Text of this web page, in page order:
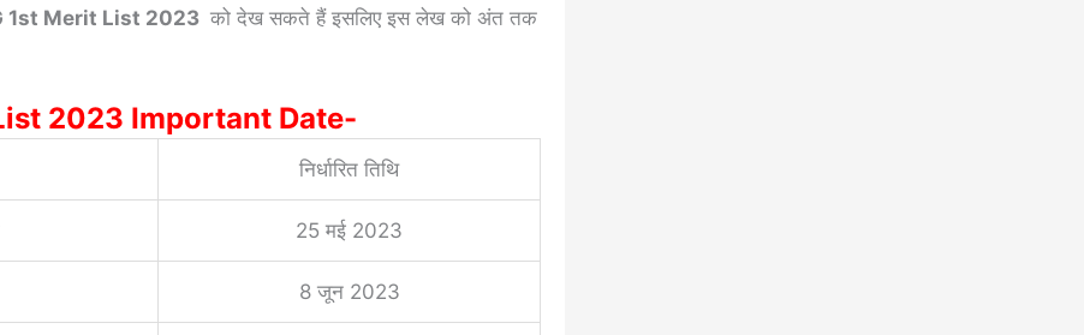
1st Merit List 2023 को देख सकते हैं इसलिए इस लेख को अंत तक
2023 Important Date-
निर्धारित तिथि
25 मई 2023
8 जून 2023